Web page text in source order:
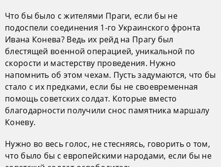
Что бы было с жителями Праги, если бы не
подоспели соединения 1-го Украинского фронта
Ивана Конева? Ведь их рейд на Прагу был
блестящей военной операцией, уникальной по
скорости и мастерству проведения. Нужно
напомнить об этом чехам. Пусть задумаются, что бы
стало с их предками, если бы не своевременная
помощь советских солдат. Которые вместо
благодарности получили снос памятника маршалу
Коневу.
Нужно во весь голос, не стесняясь, говорить о том,
что было бы с европейскими народами, если бы не